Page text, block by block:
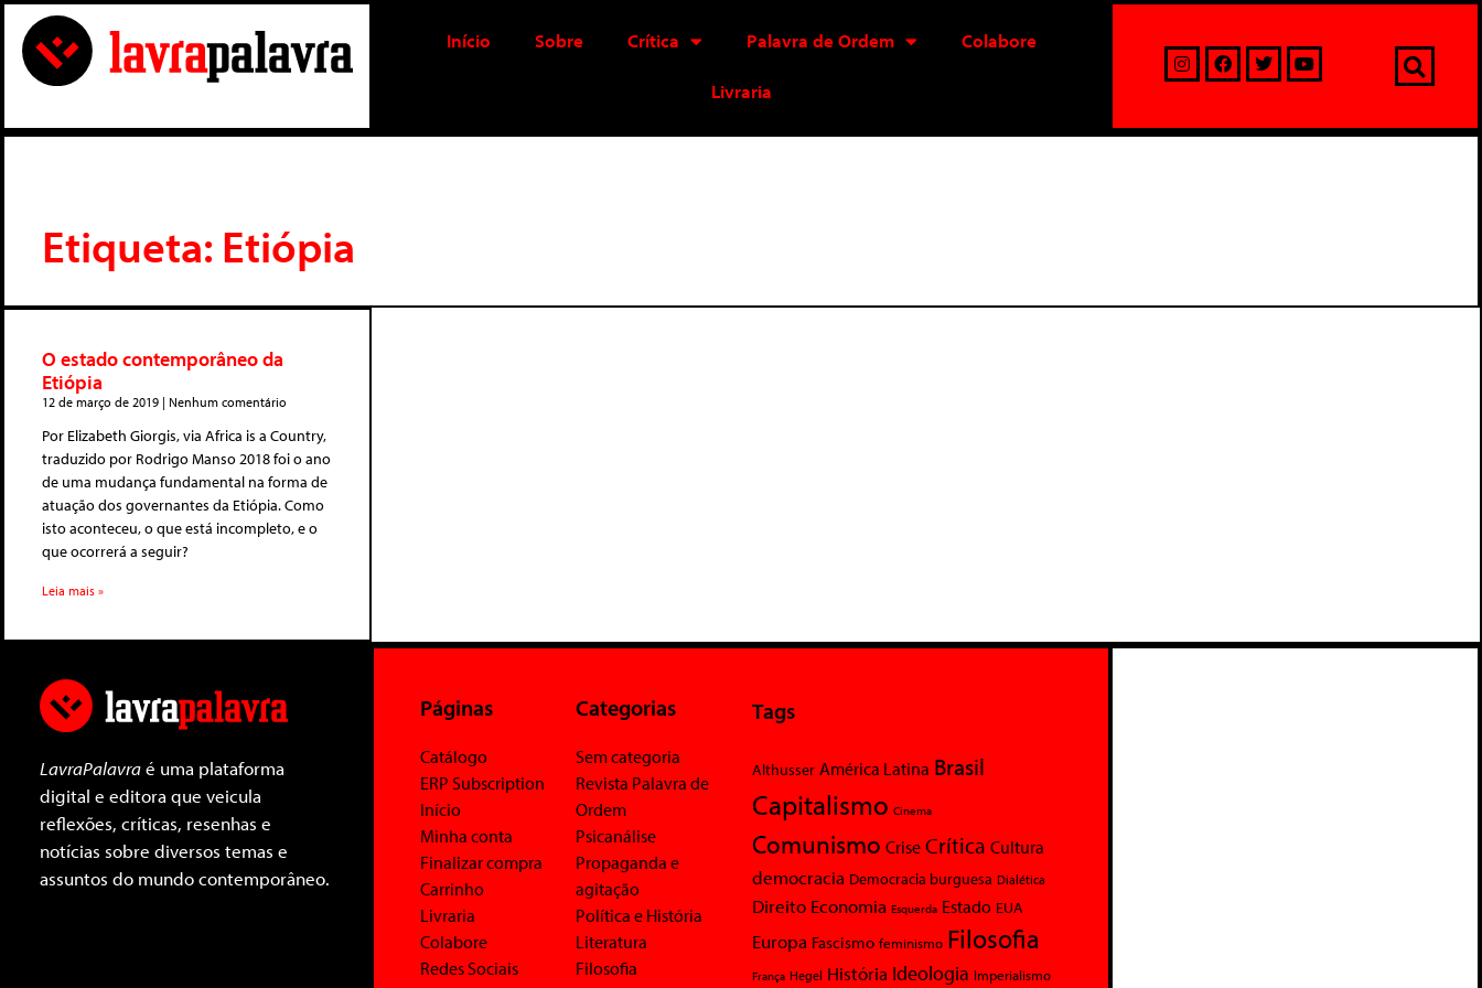
Início Sobre Crítica Palavra de Ordem Colabore
Livraria
Etiqueta: Etiópia
O estado contemporâneo da
Etiópia
12 de março de 2019 Nenhum comentário
Por Elizabeth Giorgis, via Africa is a Country,
traduzido por Rodrigo Manso 2018 foi o ano
de uma mudança fundamental na forma de
atuação dos governantes da Etiópia. Como
isto aconteceu, o que está incompleto, e o
que ocorrerá a seguir?
Leia mais »
LavraPalavraé uma plataforma
digital e editora que veicula
reflexões, críticas, resenhas e
notícias sobre diversos temas e
assuntos do mundo contemporâneo.
Páginas
Catálogo
ERP Subscription
Início
Minha conta
Finalizar compra
Carrinho
Livraria
Colabore
Redes Sociais
Categorias
Sem categoria
Revista Palavra de
Ordem
Psicanálise
Propaganda e
agitação
Política e História
Literatura
Filosofia
Tags
Althusser América Latina Brasil
Capitalismo Cinema
Comunismo Crise Crítica Cultura
democracia Democracia burguesa Dialética
Direito Economia Esquerda Estado EUA
Europa Fascismo feminismo Filosofia
França Hegel História Ideologia Imperialismo